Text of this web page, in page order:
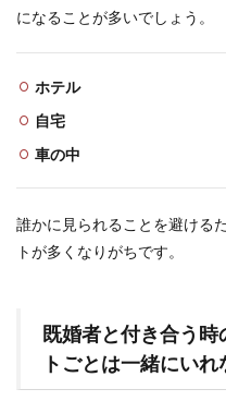
になることが多いでしょう。
ホテル
自宅
車の中
誰かに見られることを避ける
トが多くなりがちです。
既婚者と付き合う
トごとは一緒にいれ